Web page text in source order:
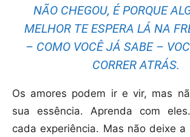
NÃO CHEGOU, É PORQUE
MELHOR TE ESPERA LÁ NA
– COMO VOCÊ JÁ SABE –
CORRER ATRÁS.
Os amores podem ir e vir, mas
sua essência. Aprenda com
cada experiência. Mas não deixe a